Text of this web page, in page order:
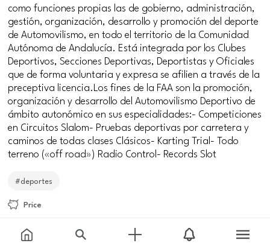
como funciones propias las de gobierno, administración,
gestión, organización, desarrollo y promoción del deporte
de Automovilismo, en todo el territorio de la Comunidad
Autónoma de Andalucía. Está integrada por los Clubes
Deportivos, Secciones Deportivas, Deportistas y Oficiales
que de forma voluntaria y expresa se afilien a través de la
preceptiva licencia.Los fines de la FAA son la promoción,
organización y desarrollo del Automovilismo Deportivo de
ámbito autonómico en sus especialidades:- Competiciones
en Circuitos Slalom- Pruebas deportivas por carretera y
caminos de todas clases Clásicos- Karting Trial- Todo
terreno («off road») Radio Control- Records Slot
#deportes
Price
Meeting point